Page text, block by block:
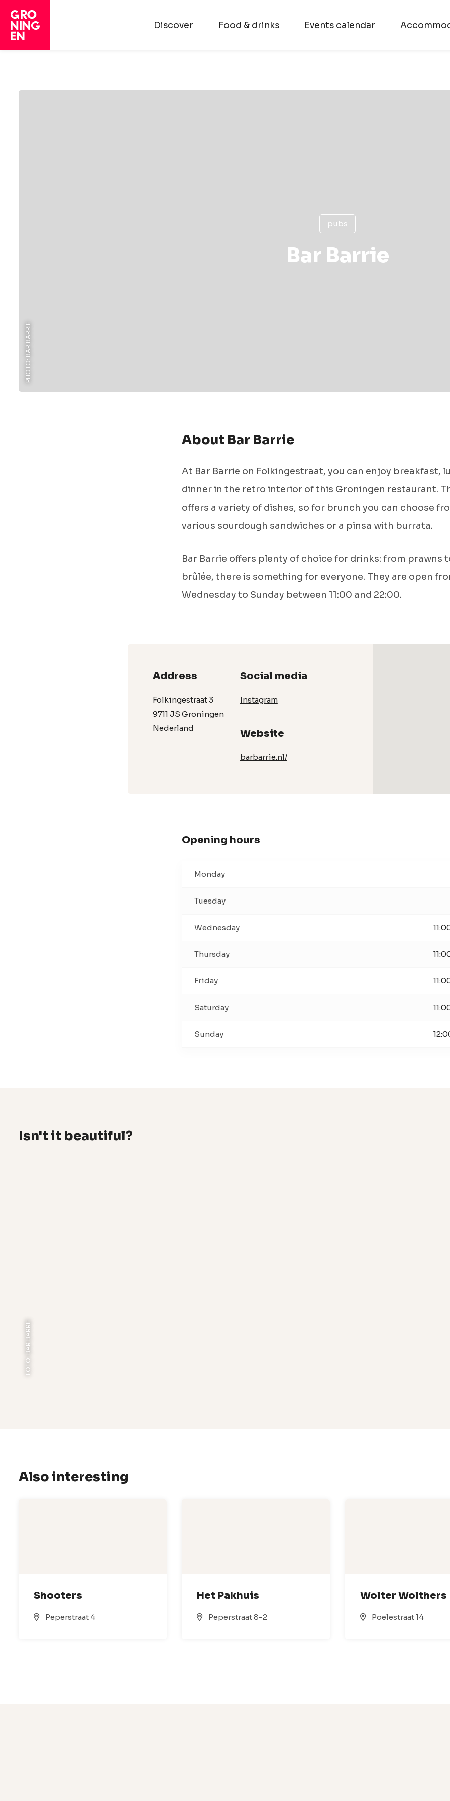
Discover Food & drinks Events calendar
pubs
Bar Barrie
PHOTO: BAR BARRIE
About Bar Barrie
At Bar Barrie on Folkingestraat, you can enjoy breakfast,
dinner in the retro interior of this Groningen restaurant.
offers a variety of dishes, so for brunch you can choose
various sourdough sandwiches or a pinsa with burrata.
Bar Barrie offers plenty of choice for drinks: from prawns
brûlée, there is something for everyone. They are open
Wednesday to Sunday between 11:00 and 22:00.
Address
Folkingestraat 3
9711 JS Groningen
Nederland
Social media
Instagram
Website
barbarrie.nl/
Opening hours
Monday
Tuesday
Wednesday
Thursday
Friday
Saturday
Sunday
Isn't it beautiful?
FOTO: BAR BARRIE
Also interesting
Shooters
Peperstraat 4
Het Pakhuis
Peperstraat 8-2
Wolter Wolthers
Poelestraat 14